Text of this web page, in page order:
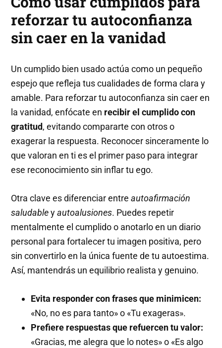
reforzar tu autoconfianza
sin caer en la vanidad
Un cumplido bien usado actúa como un pequeño
espejo que refleja tus cualidades de forma clara y
amable. Para reforzar tu autoconfianza sin caer en
la vanidad, enfócate en recibir el cumplido con
gratitud, evitando compararte con otros o
exagerar la respuesta. Reconocer sinceramente lo
que valoran en ti es el primer paso para integrar
ese reconocimiento sin inflar tu ego.
Otra clave es diferenciar entreautoafirmación
saludableyautoalusiones. Puedes repetir
mentalmente el cumplido o anotarlo en un diario
personal para fortalecer tu imagen positiva, pero
sin convertirlo en la única fuente de tu autoestima.
Así, mantendrás un equilibrio realista y genuino.
Evita responder con frases que minimicen:
«No, no es para tanto» o «Tu exageras».
Prefiere respuestas que refuercen tu valor:
«Gracias, me alegra que lo notes» o «Es algo